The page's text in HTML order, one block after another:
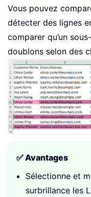
Vous pouvez
détecter des lignes
comparer qu’un
doublons selon des
✅ Avantages
Sélectionne et
surbrillance les